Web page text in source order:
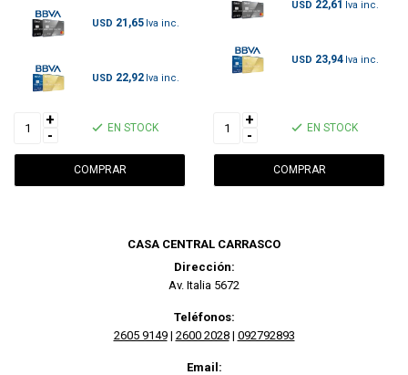
USD 21,65
USD 22,92
+
-
EN STOCK
USD 22,61
USD 23,94
+
-
EN STOCK
CASA CENTRAL CARRASCO
Dirección:
Av. Italia 5672
Teléfonos:
2605 9149| 2600 2028| 092792893
Email: